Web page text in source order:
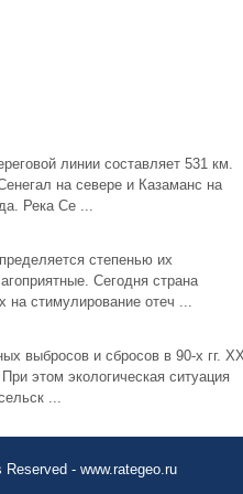
линии составляет 531 км.
на севере и Казаманс на
Река Се ...
степенью их
Сегодня страна
на стимулирование отеч ...
выбросов и сбросов в 90-х гг.
этом экологическая ситуация
...
- www.rategeo.ru